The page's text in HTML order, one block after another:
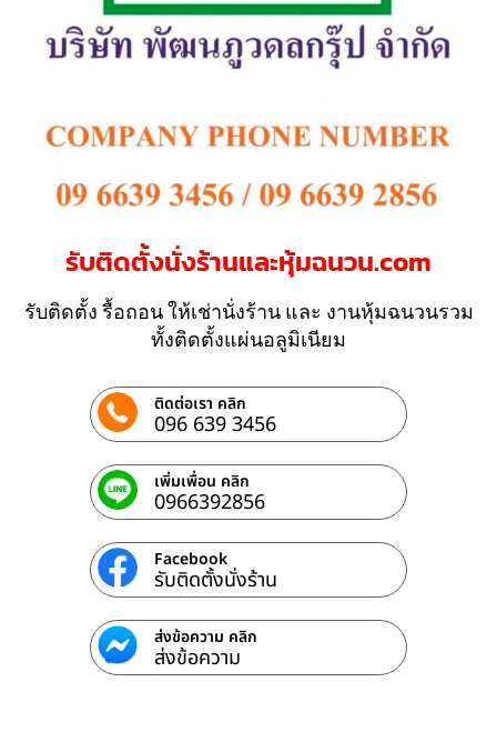
รับติดตั้งนั่งร้านและหุ้มฉนวน.com
รับติดตั้ง รื้อถอน ให้เช่านั่งร้าน และ งานหุ้มฉนวนรวม
ทั้งติดตั้งแผ่นอลูมิเนียม
ติดต่อเรา คลิก
096 639 3456
เพิ่มเพื่อน คลิก
0966392856
Facebook
รับติดตั้งนั่งร้าน
ส่งข้อความ คลิก
ส่งข้อความ